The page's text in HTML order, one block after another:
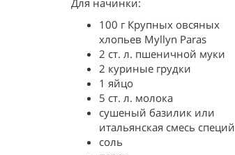
Для начинки:
100 г Крупных овсяных
хлопьев Myllyn Paras
2 ст. л. пшеничной муки
2 куриные грудки
1 яйцо
5 ст. л. молока
сушеный базилик или
итальянская смесь специй
соль